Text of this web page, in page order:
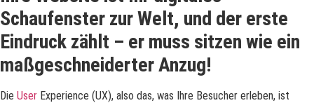
Schaufenster zur Welt, und der erste
Eindruck zählt – er muss sitzen wie ein
maßgeschneiderter Anzug!
Die User Experience (UX), also das, was Ihre Besucher erleben, ist